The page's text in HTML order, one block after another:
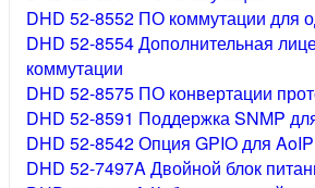
DHD 52-8552 ПО коммутации для
DHD 52-8554 Дополнительная
коммутации
DHD 52-8575 ПО конвертации
DHD 52-8591 Поддержка SNMP
DHD 52-8542 Опция GPIO для
DHD 52-7497A Двойной блок